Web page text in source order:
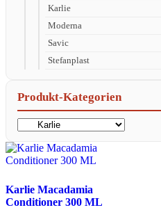
Karlie
Moderna
Savic
Stefanplast
Produkt-Kategorien
Karlie Macadamia
Conditioner 300 ML